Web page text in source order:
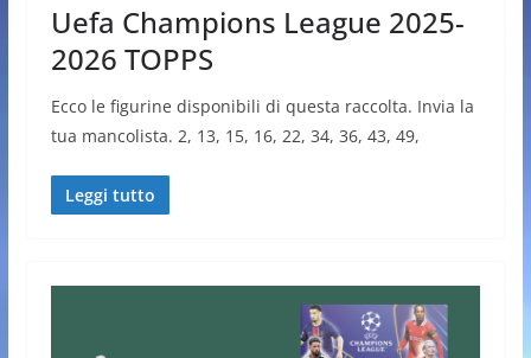
Uefa Champions League 2025-
2026 TOPPS
Ecco le figurine disponibili di questa raccolta. Invia la
tua mancolista. 2, 13, 15, 16, 22, 34, 36, 43, 49,
Leggi tutto